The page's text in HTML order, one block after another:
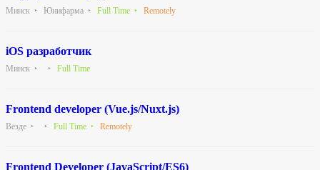
Минск Юнифарма Full Time Remotely
iOS разработчик
Минск Full Time
Frontend developer (Vue.js/Nuxt.js)
Везде Full Time Remotely
Frontend Developer (JavaScript/ES6)